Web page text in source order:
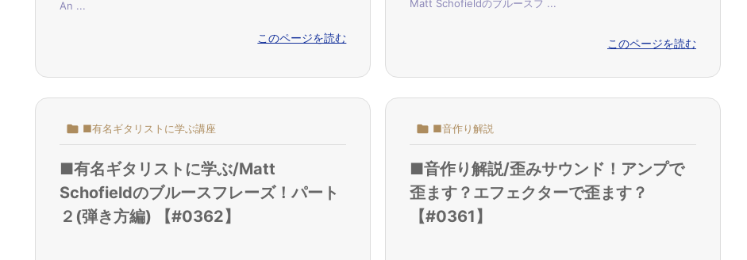
An ...
このページを読む
Matt Schofieldのブルースフ ...
このページを読む
 ■有名ギタリストに学ぶ講座
■有名ギタリストに学ぶ/Matt
Schofieldのブルースフレーズ！パート
２(弾き方編) 【#0362】
 ■音作り解説
■音作り解説/歪みサウンド！アンプで
歪ます？エフェクターで歪ます？
【#0361】